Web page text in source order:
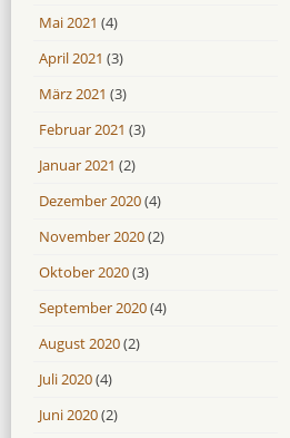
Mai 2021 (4)
April 2021 (3)
März 2021 (3)
Februar 2021 (3)
Januar 2021 (2)
Dezember 2020(4)
November 2020(2)
Oktober 2020(3)
September 2020(4)
August 2020(2)
Juli 2020(4)
Juni 2020(2)